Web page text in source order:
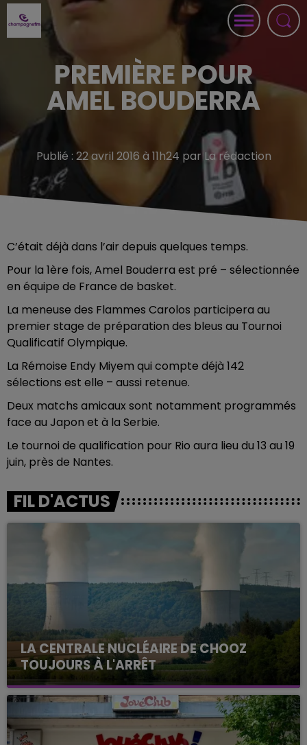
PREMIÈRE POUR
AMEL BOUDERRA
Publié : 22 avril 2016 à 11h24 par La rédaction
C’était déjà dans l’air depuis quelques temps.
Pour la 1ère fois, Amel Bouderra est pré – sélectionnée
en équipe de France de basket.
La meneuse des Flammes Carolos participera au
premier stage de préparation des bleus au Tournoi
Qualificatif Olympique.
La Rémoise Endy Miyem qui compte déjà 142
sélections est elle – aussi retenue.
Deux matchs amicaux sont notamment programmés
face au Japon et à la Serbie.
Le tournoi de qualification pour Rio aura lieu du 13 au 19
juin, près de Nantes.
FIL D'ACTUS
LA CENTRALE NUCLÉAIRE DE CHOOZ
TOUJOURS À L'ARRÊT
Cela fait déjà une semaine que la centrale
nucléaire ardennaise est à l'arrêt. Une situation
justifiée par la sécheresse intense qui est toujours
présente.